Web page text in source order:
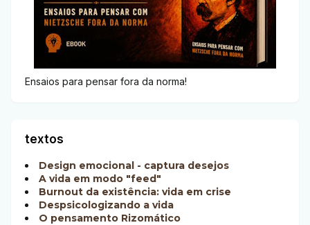
Ensaios para pensar fora da norma!
textos
Design emocional - captura desejos
A vida em modo "feed"
Burnout da existência: vida em crise
Despsicologizando a vida
O pensamento Rizomático